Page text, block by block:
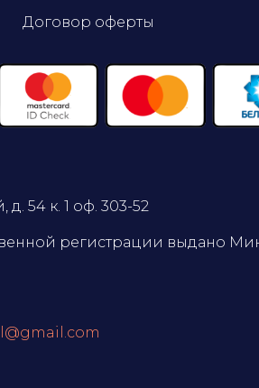
54 к. 1 оф. 303-52
регистрации выдано
Договор оферты